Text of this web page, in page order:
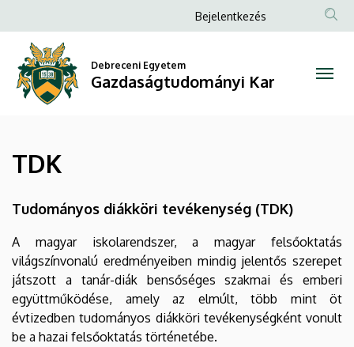
Gazdaságtudományi
a
tartalomra
Anonim
menüje
Bejelentkezés
Debreceni Egyetem
Gazdaságtudományi Kar
TDK
Tudományos diákköri tevékenység (TDK)
A magyar iskolarendszer, a magyar felsőoktatás
világszínvonalú eredményeiben mindig jelentős szerepet
játszott a tanár-diák bensőséges szakmai és emberi
együttműködése, amely az elmúlt, több mint öt
évtizedben tudományos diákköri tevékenységként vonult
be a hazai felsőoktatás történetébe.